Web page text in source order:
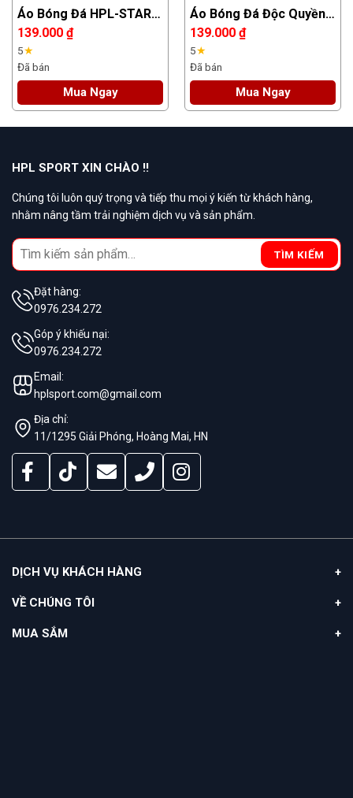
Áo Bóng Đá HPL-STAR
Màu Đỏ Đô – Bùng Nổ
Nhiệt Huyết Trên Sân
139.000 ₫
5★
Đã bán
Mua Ngay
Áo Bóng Đá Độc Quyền
Xanh Dương Đậm – Thiết
Kế Ngôi Sao Nổi Bật
139.000 ₫
5★
Đã bán
Mua Ngay
HPL SPORT XIN CHÀO !!
Chúng tôi luôn quý trọng và tiếp thu mọi ý kiến từ khách hàng,
nhằm nâng tầm trải nghiệm dịch vụ và sản phẩm.
Search
for:
TÌM KIẾM
Đặt hàng:
0976.234.272
Góp ý khiếu nại:
0976.234.272
Email:
hplsport.com@gmail.com
Địa chỉ:
11/1295 Giải Phóng, Hoàng Mai, HN
DỊCH VỤ KHÁCH HÀNG
VỀ CHÚNG TÔI
MUA SẮM